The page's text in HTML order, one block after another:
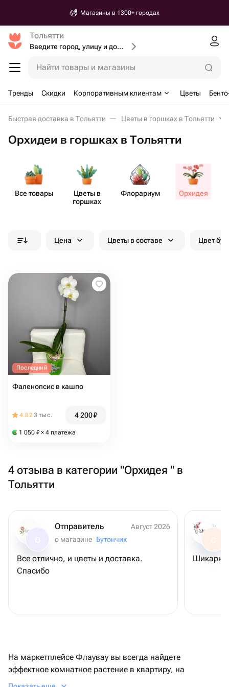
Магазины в 1300+ городах
Тольятти
Введите город, улицу и дом доставки
Найти товары и магазины
Тренды Скидки Корпоративным клиентам Цветы
Быстрая доставка в Тольятти Цветы в горшках в Тольятти
Орхидеи в горшках в Тольятти
Все товары
Цветы в
горшках
Флорариум Орхидея
Цена Цветы в составе Цвет
Последний
Фаленопсис в кашпо
4.823 тыс. 4 200₽
1 050 ₽ × 4 платежа
4 отзыва в категории "Орхидея " в
Тольятти
Отправитель
Август 2026
о магазине Бутончик
Все отлично, и цветы и доставка.
Спасибо
С
На маркетплейсе Флаувау вы всегда найдете
эффектное комнатное растение в квартиру, на
ресепшен. Если хотите купить орхидею в подарок